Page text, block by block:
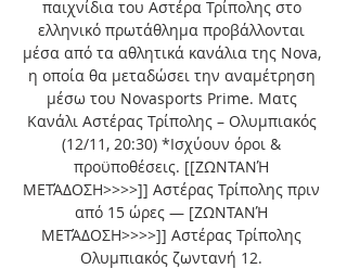
παιχνίδια του Αστέρα Τρίπολης στο
ελληνικό πρωτάθλημα προβάλλονται
μέσα από τα αθλητικά κανάλια της Nova,
η οποία θα μεταδώσει την αναμέτρηση
μέσω του Novasports Prime. Ματς
Κανάλι Αστέρας Τρίπολης – Ολυμπιακός
(12/11, 20:30) *Ισχύουν όροι &
προϋποθέσεις. [[ΖΩΝΤΑΝΉ
ΜΕΤΆΔΟΣΗ>>>>]] Αστέρας Τρίπολης πριν
από 15 ώρες — [ΖΩΝΤΑΝΉ
ΜΕΤΆΔΟΣΗ>>>>]] Αστέρας Τρίπολης
Ολυμπιακός ζωντανή 12.